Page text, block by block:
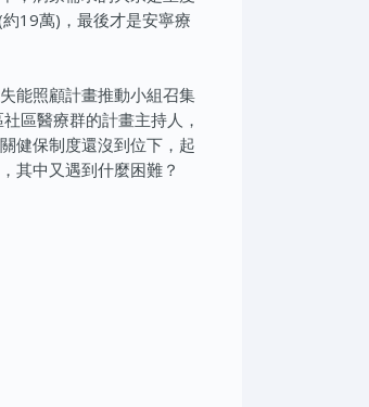
19萬)，最後才是安寧療
能照顧計畫推動小組召集
區醫療群的計畫主持人，
健保制度還沒到位下，起
其中又遇到什麼困難？